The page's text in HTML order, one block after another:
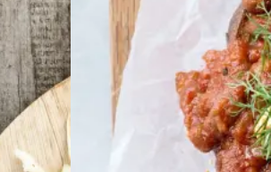
smørsp
senn
Baked Baked
beans på
på
stegt brødbrød